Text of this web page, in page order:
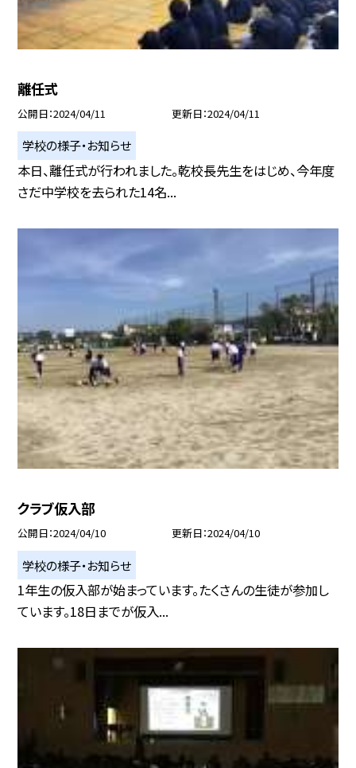
離任式
公開日 2024/04/11 更新日 2024/04/11
学校の様子・お知らせ
本日、離任式が行われました。乾校長先生をはじめ、今年度
さだ中学校を去られた14名...
クラブ仮入部
公開日 2024/04/10 更新日 2024/04/10
学校の様子・お知らせ
1年生の仮入部が始まっています。たくさんの生徒が参加し
ています。18日までが仮入...